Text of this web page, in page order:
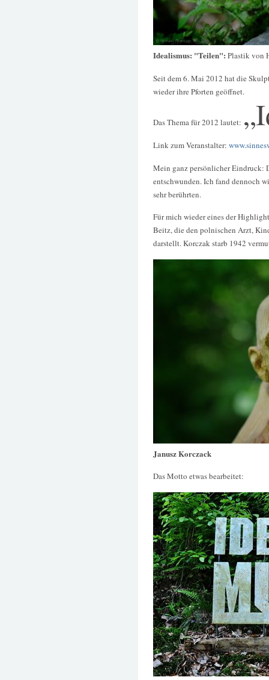
Idealismus: "Teilen": Plastik von
Seit dem 6. Mai 2012 hat die
wieder ihre Pforten geöffnet.
Das Thema für 2012 lautet:
Link zum Veranstalter:
Mein ganz persönlicher Eindruck:
entschwunden. Ich fand dennoch
sehr berührten.
Für mich wieder eines der
Beitz, die den polnischen Arzt,
darstellt. Korczak starb 1942
Janusz Korczack
Das Motto etwas bearbeitet: